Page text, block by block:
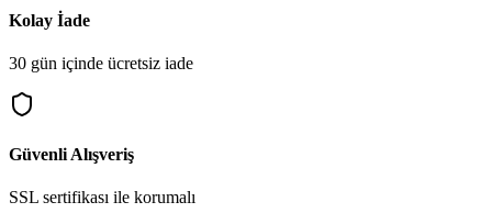
Kolay İade
30 gün içinde ücretsiz iade
Güvenli Alışveriş
SSL sertifikası ile korumalı